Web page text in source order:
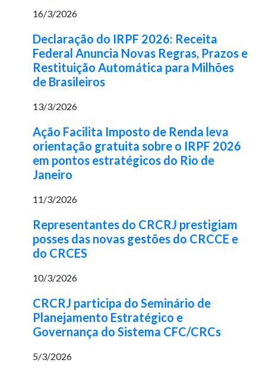
16/3/2026
Declaração do IRPF 2026: Receita
Federal Anuncia Novas Regras, Prazos e
Restituição Automática para Milhões
de Brasileiros
13/3/2026
Ação Facilita Imposto de Renda leva
orientação gratuita sobre o IRPF 2026
em pontos estratégicos do Rio de
Janeiro
11/3/2026
Representantes do CRCRJ prestigiam
posses das novas gestões do CRCCE e
do CRCES
10/3/2026
CRCRJ participa do Seminário de
Planejamento Estratégico e
Governança do Sistema CFC/CRCs
5/3/2026